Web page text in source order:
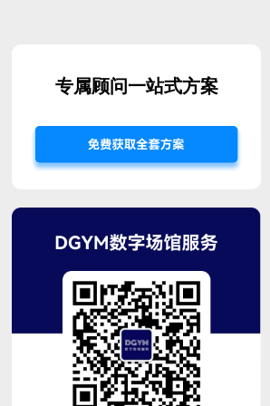
专属顾问一站式方案